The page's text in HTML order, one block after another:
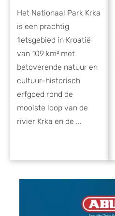
Het Nationaal Park Krka
is een prachtig
fietsgebied in Kroatië
van 109 km² met
betoverende natuur en
cultuur-historisch
erfgoed rond de
mooiste loop van de
rivier Krka en de ...